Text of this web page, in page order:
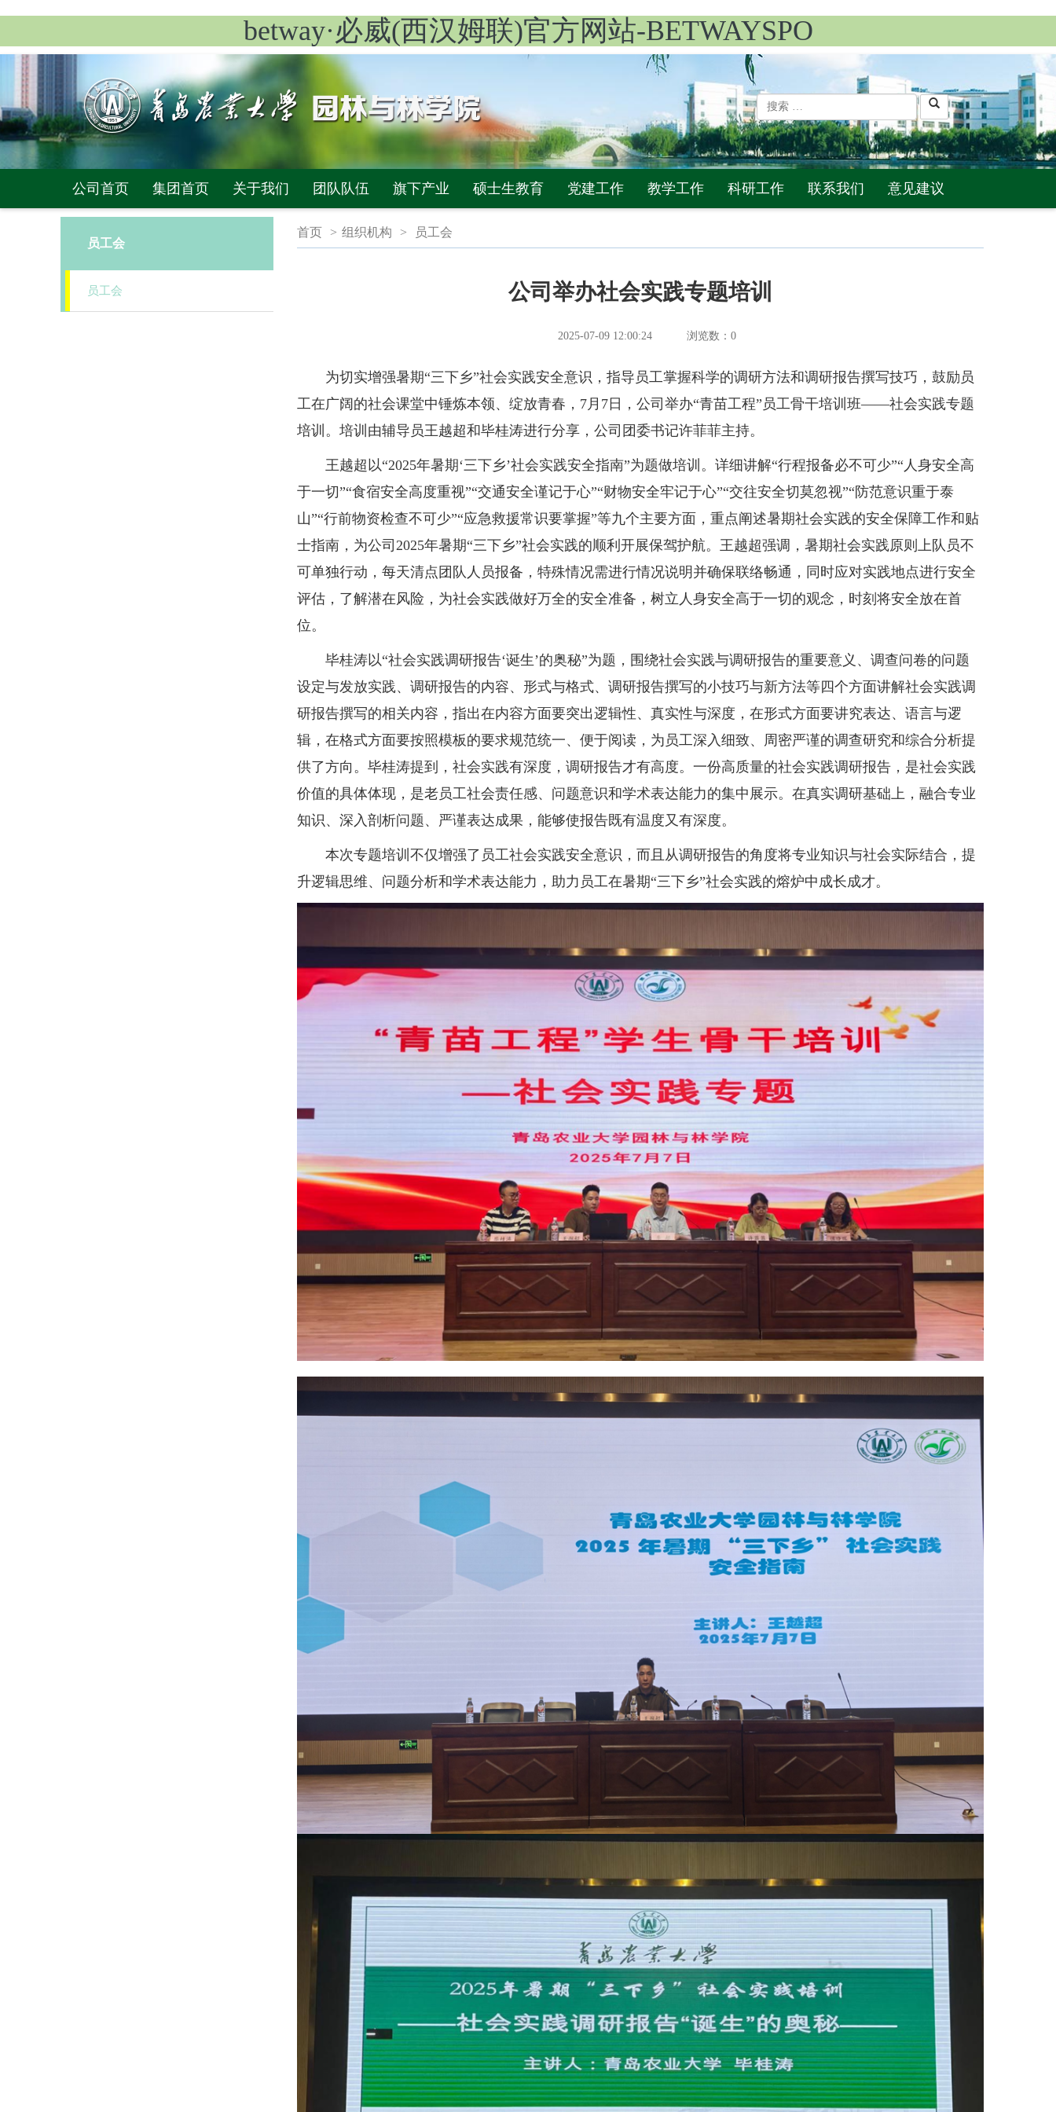
betway·必威(西汉姆联)官方网站-BETWAYSPO
公司首页 集团首页 关于我们 团队队伍 旗下产业 硕士生教育 党建工作 教学工作 科研工作 联系我们 意见建议
员工会
员工会
首页 > 组织机构 > 员工会
公司举办社会实践专题培训
2025-07-09 12:00:24 浏览数： 0
为切实增强暑期“三下乡”社会实践安全意识，指导员工掌握科学的调研方法和调研报告撰写技巧，鼓励员
工在广阔的社会课堂中锤炼本领、绽放青春，7月7日，公司举办“青苗工程”员工骨干培训班——社会实践专题
培训。培训由辅导员王越超和毕桂涛进行分享，公司团委书记许菲菲主持。
王越超以“2025年暑期‘三下乡’社会实践安全指南”为题做培训。详细讲解“行程报备必不可少”“人身安全高
于一切”“食宿安全高度重视”“交通安全谨记于心”“财物安全牢记于心”“交往安全切莫忽视”“防范意识重于泰
山”“行前物资检查不可少”“应急救援常识要掌握”等九个主要方面，重点阐述暑期社会实践的安全保障工作和贴
士指南，为公司2025年暑期“三下乡”社会实践的顺利开展保驾护航。王越超强调，暑期社会实践原则上队员不
可单独行动，每天清点团队人员报备，特殊情况需进行情况说明并确保联络畅通，同时应对实践地点进行安全
评估，了解潜在风险，为社会实践做好万全的安全准备，树立人身安全高于一切的观念，时刻将安全放在首
位。
毕桂涛以“社会实践调研报告‘诞生’的奥秘”为题，围绕社会实践与调研报告的重要意义、调查问卷的问题
设定与发放实践、调研报告的内容、形式与格式、调研报告撰写的小技巧与新方法等四个方面讲解社会实践调
研报告撰写的相关内容，指出在内容方面要突出逻辑性、真实性与深度，在形式方面要讲究表达、语言与逻
辑，在格式方面要按照模板的要求规范统一、便于阅读，为员工深入细致、周密严谨的调查研究和综合分析提
供了方向。毕桂涛提到，社会实践有深度，调研报告才有高度。一份高质量的社会实践调研报告，是社会实践
价值的具体体现，是老员工社会责任感、问题意识和学术表达能力的集中展示。在真实调研基础上，融合专业
知识、深入剖析问题、严谨表达成果，能够使报告既有温度又有深度。
本次专题培训不仅增强了员工社会实践安全意识，而且从调研报告的角度将专业知识与社会实际结合，提
升逻辑思维、问题分析和学术表达能力，助力员工在暑期“三下乡”社会实践的熔炉中成长成才。